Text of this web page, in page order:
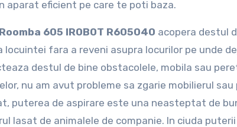
aparat eficient pe care te poti baza.
605 IROBOT R605040 acopera destul
locuintei fara a reveni asupra locurilor pe unde
destul de bine obstacolele, mobila sau
nu am avut probleme sa zgarie mobilierul sau
puterea de aspirare este una neasteptat de
lasat de animalele de companie. In ciuda